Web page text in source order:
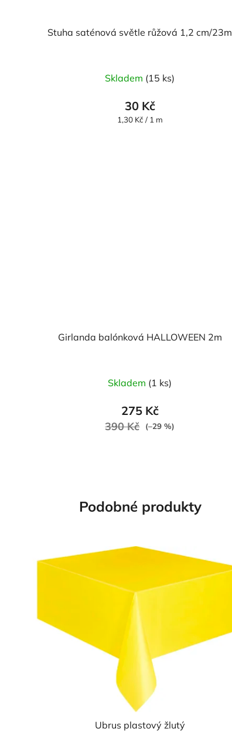
Stuha saténová světle růžová 1,2 cm/23m
Skladem (15 ks)
30 Kč
Měrná
1,30 Kč / 1 m
Girlanda balónková HALLOWEEN 2m
Skladem (1 ks)
275 Kč
390 Kč (–29 %)
Podobné produkty
Ubrus plastový žlutý